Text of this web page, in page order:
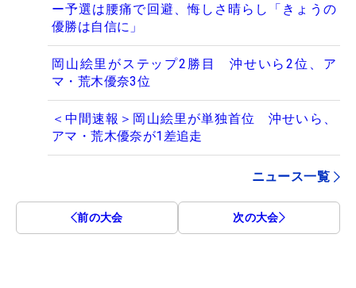
ー予選は腰痛で回避、悔しさ晴らし「きょうの
優勝は自信に」
岡山絵里がステップ2勝目 沖せいら2位、ア
マ・荒木優奈3位
＜中間速報＞岡山絵里が単独首位 沖せいら、
アマ・荒木優奈が1差追走
ニュース一覧
前の大会 次の大会